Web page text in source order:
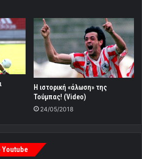
Η ιστορική «άλωση» της
Τούμπας! (Video)
24/05/2018
Youtube